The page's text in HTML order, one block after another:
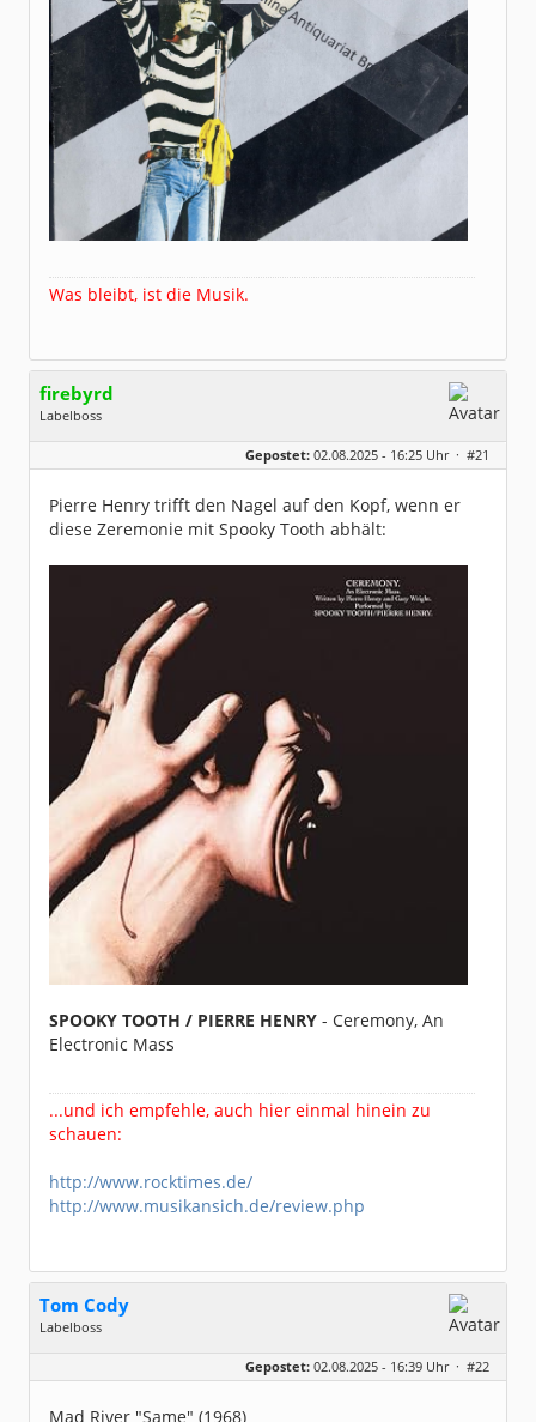
Was bleibt, ist die Musik.
firebyrd
Labelboss
Geschlecht:
keine Angabe
Hausgeburt (Ausgeburt?)
Beiträge:
48882
Gepostet: 02.08.2025 - 16:25 Uhr · #21
Pierre Henry trifft den Nagel auf den Kopf, wenn er
diese Zeremonie mit Spooky Tooth abhält:
SPOOKY TOOTH / PIERRE HENRY - Ceremony, An
Electronic Mass
...und ich empfehle, auch hier einmal hinein zu
schauen:
http://www.rocktimes.de/
http://www.musikansich.de/review.php
Tom Cody
Labelboss
Alter:
70
Gepostet: 02.08.2025 - 16:39 Uhr · #22
Mad River "Same" (1968)